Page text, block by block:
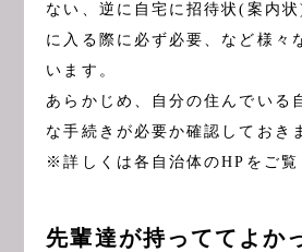
ない、逆に自宅に招待状(案内
に入る際に必ず必要、など様々
います。
あらかじめ、自分の住んでいる
な手続きが必要か確認しておき
※詳しくは各自治体のHPをご覧
先輩達が持っててよか